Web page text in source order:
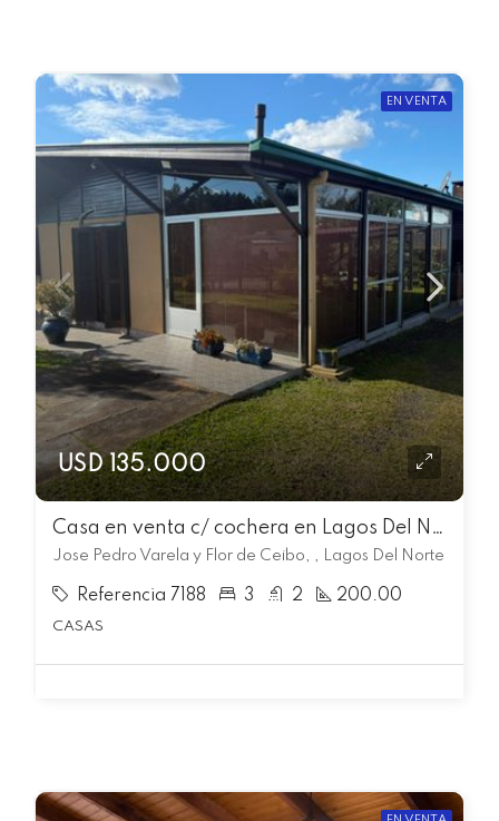
EN VENTA
USD 135.000
Casa en venta c/ cochera en Lagos Del Norte
Jose Pedro Varela y Flor de Ceibo, , Lagos Del Norte
Referencia 7188 3 2 200.00
CASAS